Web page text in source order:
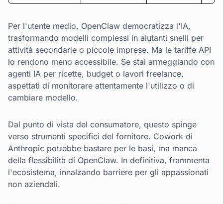
Per l'utente medio, OpenClaw democratizza l'IA,
trasformando modelli complessi in aiutanti snelli per
attività secondarie o piccole imprese. Ma le tariffe API
lo rendono meno accessibile. Se stai armeggiando con
agenti IA per ricette, budget o lavori freelance,
aspettati di monitorare attentamente l'utilizzo o di
cambiare modello.
Dal punto di vista del consumatore, questo spinge
verso strumenti specifici del fornitore. Cowork di
Anthropic potrebbe bastare per le basi, ma manca
della flessibilità di OpenClaw. In definitiva, frammenta
l'ecosistema, innalzando barriere per gli appassionati
non aziendali.